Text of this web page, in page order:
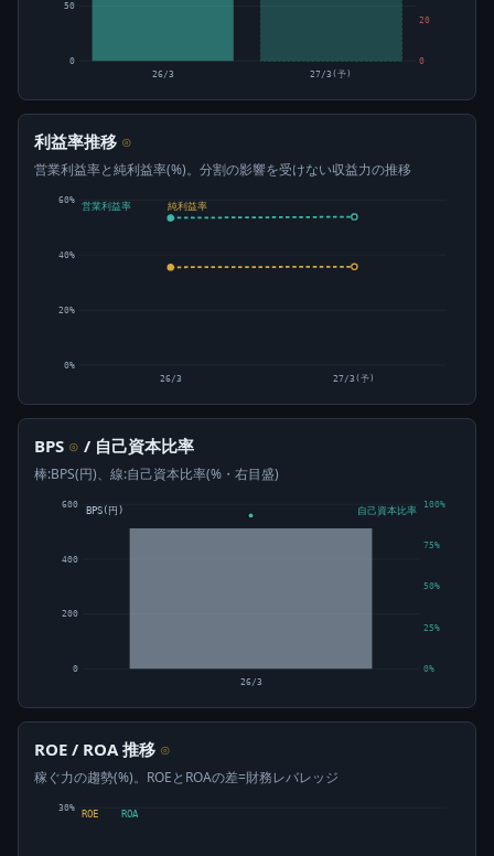
0
50
0
20
26/3 27/3(予)
利益率推移 ⊙
営業利益率と純利益率(%)。分割の影響を受けない収益力の推移
0%
20%
40%
60%
営業利益率 純利益率
26/3 27/3(予)
BPS ⊙ / 自己資本比率
棒:BPS(円)、線:自己資本比率(%・右目盛)
0
200
400
600
0%
25%
50%
75%
100%
26/3
BPS(円) 自己資本比率
ROE / ROA 推移 ⊙
稼ぐ力の趨勢(%)。ROEとROAの差=財務レバレッジ
30%
ROE ROA